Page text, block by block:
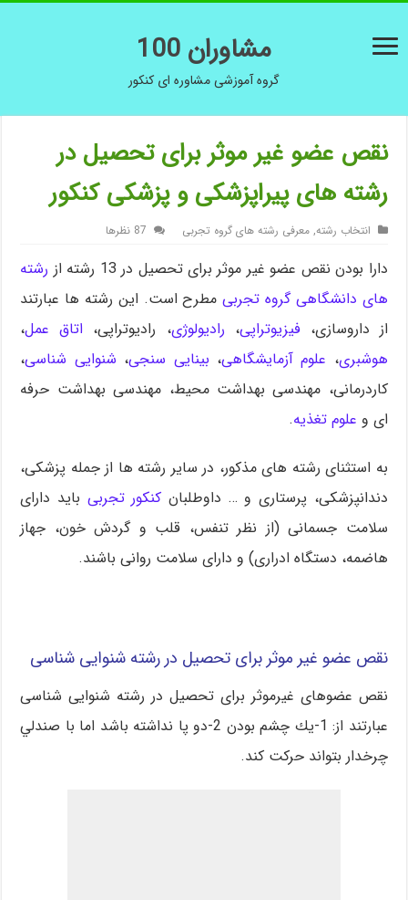
مشاوران 100
گروه آموزشی مشاوره ای کنکور
نقص عضو غیر موثر برای تحصیل در
رشته های پیراپزشکی و پزشکی کنکور
انتخاب رشته,معرفی رشته های گروه تجربی 87 نظرها
دارا بودن نقص عضو غیر موثر برای تحصیل در 13 رشته از
رشته
های دانشگاهی گروه تجربیمطرح است. این رشته ها عبارتند
از داروسازی،فیزیوتراپی، رادیولوژی، رادیوتراپی، اتاق عمل،
هوشبری، علوم آزمایشگاهی، بینایی سنجی، شنوایی شناسی،
کاردرمانی، مهندسی بهداشت محیط، مهندسی بهداشت حرفه
ای و علوم تغذیه.
به استثنای رشته های مذکور، در سایر رشته ها از جمله پزشکی،
دندانپزشکی، پرستاری و … داوطلبان کنکور تجربی باید دارای
سلامت جسمانی (از نظر تنفس، قلب و گردش خون، جهاز
هاضمه، دستگاه ادراری) و دارای سلامت روانی باشند.
نقص عضو غیر موثر برای تحصیل در رشته شنوایی شناسی
نقص عضوهای غیرموثر برای تحصیل در رشته شنوایی شناسی
عبارتند از: 1-يك چشم بودن 2-دو پا نداشته باشد اما با صندلي
چرخدار بتواند حرکت کند.